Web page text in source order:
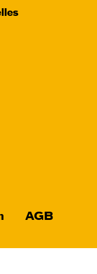
AGB